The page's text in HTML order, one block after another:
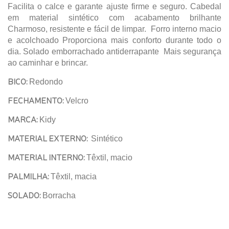
Facilita o calce e garante ajuste firme e seguro. Cabedal
em material sintético com acabamento brilhante
Charmoso, resistente e fácil de limpar. Forro interno macio
e acolchoado Proporciona mais conforto durante todo o
dia. Solado emborrachado antiderrapante Mais segurança
ao caminhar e brincar.
BICO: Redondo
FECHAMENTO:Velcro
MARCA: Kidy
MATERIAL EXTERNO: Sintético
MATERIAL INTERNO:Têxtil, macio
PALMILHA:Têxtil, macia
SOLADO: Borracha